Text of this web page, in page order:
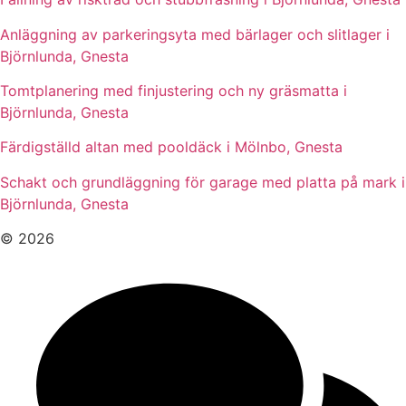
Anläggning av parkeringsyta med bärlager och slitlager i
Björnlunda, Gnesta
Tomtplanering med finjustering och ny gräsmatta i
Björnlunda, Gnesta
Färdigställd altan med pooldäck i Mölnbo, Gnesta
Schakt och grundläggning för garage med platta på mark i
Björnlunda, Gnesta
© 2026